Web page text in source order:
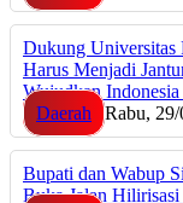
Dukung Universitas
Harus Menjadi
Wujudkan
Daerah
Rabu,
Bupati dan Wabup
Buka Jalan